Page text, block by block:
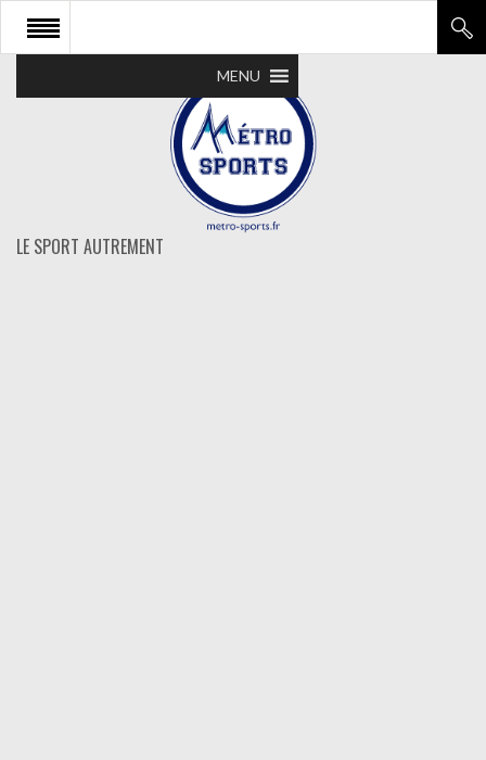
LE SPORT AUTREMENT
MENU